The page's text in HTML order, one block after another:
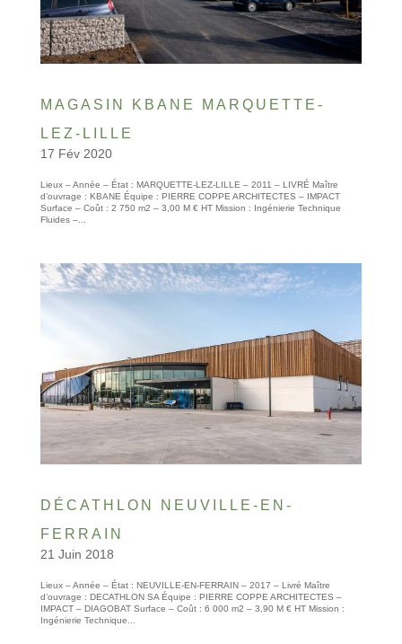
MAGASIN KBANE MARQUETTE-
LEZ-LILLE
17 Fév 2020
Lieux – Année – État : MARQUETTE-LEZ-LILLE – 2011 – LIVRÉ Maître
d’ouvrage : KBANE Équipe : PIERRE COPPE ARCHITECTES – IMPACT
Surface – Coût : 2 750 m2 – 3,00 M € HT Mission : Ingénierie Technique
Fluides –...
DÉCATHLON NEUVILLE-EN-
FERRAIN
21 Juin 2018
Lieux – Année – État : NEUVILLE-EN-FERRAIN – 2017 – Livré Maître
d’ouvrage : DECATHLON SA Équipe : PIERRE COPPE ARCHITECTES –
IMPACT – DIAGOBAT Surface – Coût : 6 000 m2 – 3,90 M € HT Mission :
Ingénierie Technique...